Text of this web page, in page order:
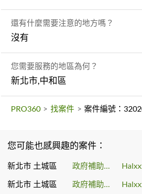
還有什麼需要注意的地方嗎？
沒有
您需要服務的地區為何？
新北市,中和區
PRO360 > 找案件 > 案件編號：
您可能也感興趣的案件：
新北市 土城區 政府補助顧問
新北市 土城區 政府補助顧問